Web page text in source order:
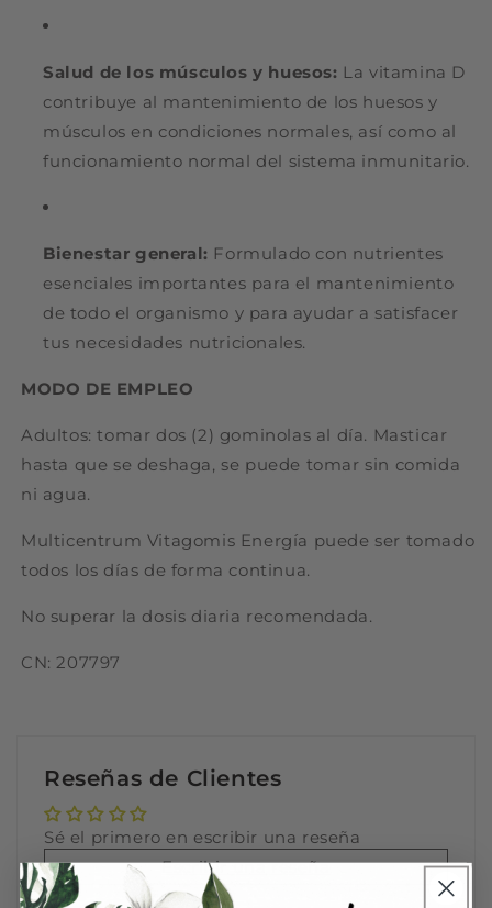
Salud de los músculos y huesos: La vitamina D
contribuye al mantenimiento de los huesos y
músculos en condiciones normales, así como al
funcionamiento normal del sistema inmunitario.
Bienestar general: Formulado con nutrientes
esenciales importantes para el mantenimiento
de todo el organismo y para ayudar a satisfacer
tus necesidades nutricionales.
MODO DE EMPLEO
Adultos: tomar dos (2) gominolas al día. Masticar
hasta que se deshaga, se puede tomar sin comida
ni agua.
Multicentrum Vitagomis Energía puede ser tomado
todos los días de forma continua.
No superar la dosis diaria recomendada.
CN: 207797
Reseñas de Clientes
Sé el primero en escribir una reseña
Escribir una reseña